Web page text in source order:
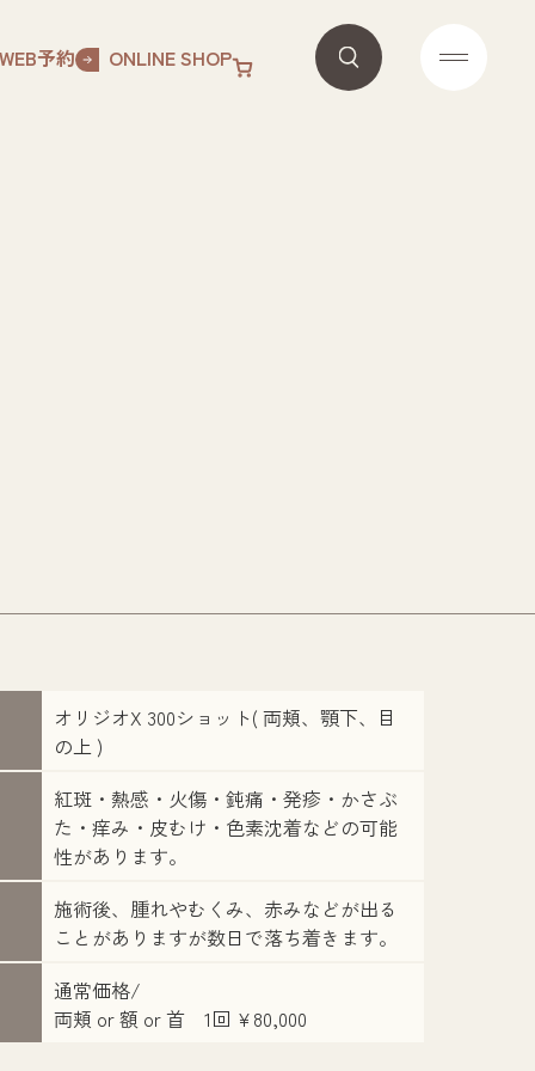
WEB予約 ONLINE SHOP
オリジオX 300ショット( 両頬、顎下、目
の上 )
紅斑・熱感・火傷・鈍痛・発疹・かさぶ
た・痒み・皮むけ・色素沈着などの可能
性があります。
施術後、腫れやむくみ、赤みなどが出る
ことがありますが数日で落ち着きます。
通常価格/
両頬 or 額 or 首 1回 ¥80,000